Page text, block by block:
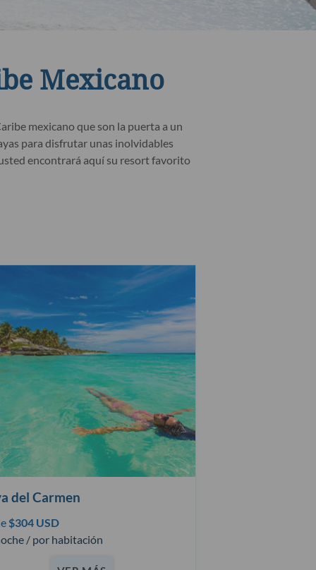
Mexicano
mexicano que son la puerta a un
para disfrutar unas inolvidables
encontrará aquí su resort favorito
del Carmen
$304 USD
/ por habitación